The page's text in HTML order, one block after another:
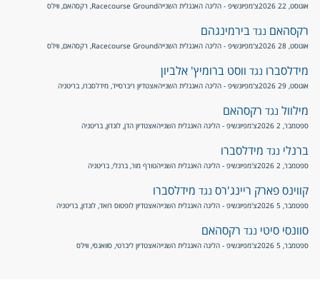
אוגוסט, 22 2026 צ'מפיונשיפ - הליגה האנגלית השנייהRacecourse Ground, רקסהאם, ווילס
רקסהאם נגד בירמינגהם
אוגוסט, 28 2026 צ'מפיונשיפ - הליגה האנגלית השנייהRacecourse Ground, רקסהאם, ווילס
מידלסברו נגד ווסט ברומיץ' אלביון
אוגוסט, 29 2026 צ'מפיונשיפ - הליגה האנגלית השנייהאצטדיון ריברסייד, מידלסברו, בריטניה
מילוול נגד רקסהאם
ספטמבר, 2 2026 צ'מפיונשיפ - הליגה האנגלית השנייהאצטדיון הדן, לונדון, בריטניה
ברנלי נגד מידלסברו
ספטמבר, 2 2026 צ'מפיונשיפ - הליגה האנגלית השנייהטורף מור, ברנלי, בריטניה
קווינס פארק ריינג'רס נגד מידלסברו
ספטמבר, 5 2026 צ'מפיונשיפ - הליגה האנגלית השנייהאצטדיון לופטוס רואד, לונדון, בריטניה
סוונסי סיטי נגד רקסהאם
ספטמבר, 5 2026 צ'מפיונשיפ - הליגה האנגלית השנייהאצטדיון ליברטי, סוואנסי, ווילס